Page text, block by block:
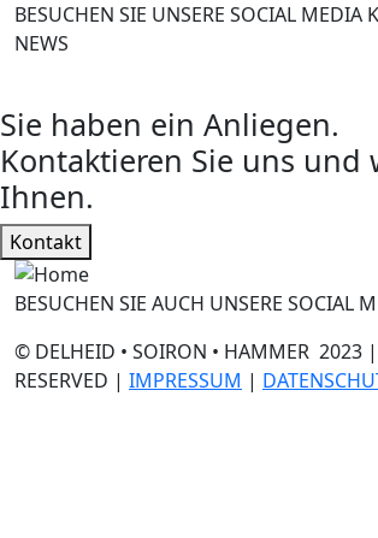
BESUCHEN SIE UNSERE SOCIAL MEDIA
NEWS
Sie haben ein Anliegen.
Kontaktieren Sie uns und
Ihnen.
Kontakt
BESUCHEN SIE AUCH UNSERE SOCIAL
© DELHEID • SOIRON • HAMMER 2023 |
RESERVED | IMPRESSUM |